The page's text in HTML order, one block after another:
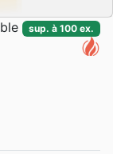
sup. à 100 ex.